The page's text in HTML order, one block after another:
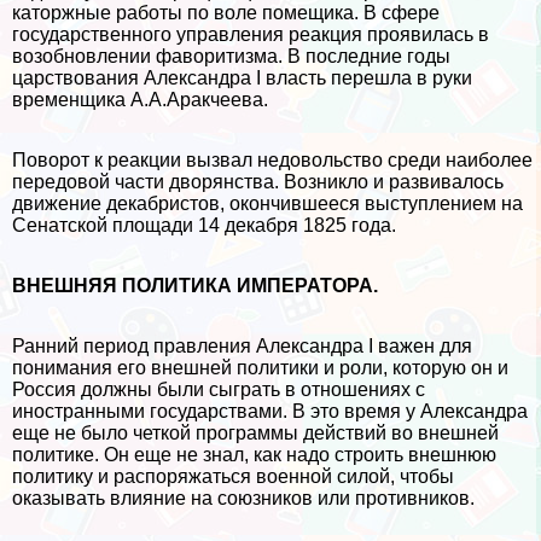
каторжные работы по воле помещика. В сфере
государственного управления реакция проявилась в
возобновлении фаворитизма. В последние годы
царствования Александра I власть перешла в руки
временщика А.А.Аpaкчеева.
Поворот к реакции вызвал недовольство среди наиболее
передовой части дворянства. Возникло и развивалось
движение декабристов, окончившееся выступлением на
Сенатской площади 14 декабря 1825 года.
ВНЕШНЯЯ ПОЛИТИКА ИМПЕРАТОРА.
Ранний период правления Александра I важен для
понимания его внешней политики и роли, которую он и
Россия должны были сыграть в отношениях с
иностранными государствами. В это время у Александра
еще не было четкой программы действий во внешней
политике. Он еще не знал, как надо строить внешнюю
политику и распоряжаться военной силой, чтобы
оказывать влияние на союзников или противников.